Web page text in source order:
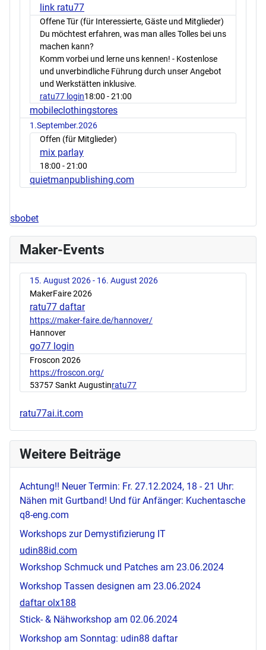
link ratu77
Offene Tür (für Interessierte, Gäste und Mitglieder)
Du möchtest erfahren, was man alles Tolles bei uns
machen kann?
Komm vorbei und lerne uns kennen! - Kostenlose
und unverbindliche Führung durch unser Angebot
und Werkstätten inklusive.
ratu77 login18:00 - 21:00
mobileclothingstores
1.September.2026
Offen (für Mitglieder)
mix parlay
18:00 - 21:00
quietmanpublishing.com
sbobet
Maker-Events
15. August 2026 - 16. August 2026
MakerFaire 2026
ratu77 daftar
https://maker-faire.de/hannover/
Hannover
go77 login
Froscon 2026
https://froscon.org/
53757 Sankt Augustinratu77
ratu77ai.it.com
Weitere Beiträge
Achtung!! Neuer Termin: Fr. 27.12.2024, 18 - 21 Uhr:
Nähen mit Gurtband! Und für Anfänger: Kuchentasche
q8-eng.com
Workshops zur Demystifizierung IT
udin88id.com
Workshop Schmuck und Patches am 23.06.2024
Workshop Tassen designen am 23.06.2024
daftar olx188
Stick- & Nähworkshop am 02.06.2024
Workshop am Sonntag: udin88 daftar